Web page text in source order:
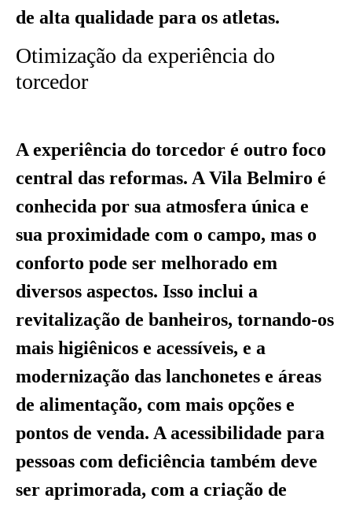
de alta qualidade para os atletas.
Otimização da experiência do
torcedor
A experiência do torcedor é outro foco
central das reformas. A Vila Belmiro é
conhecida por sua atmosfera única e
sua proximidade com o campo, mas o
conforto pode ser melhorado em
diversos aspectos. Isso inclui a
revitalização de banheiros, tornando-os
mais higiênicos e acessíveis, e a
modernização das lanchonetes e áreas
de alimentação, com mais opções e
pontos de venda. A acessibilidade para
pessoas com deficiência também deve
ser aprimorada, com a criação de